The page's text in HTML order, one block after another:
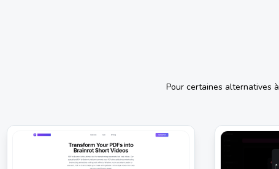
Pour certaines alternatives à